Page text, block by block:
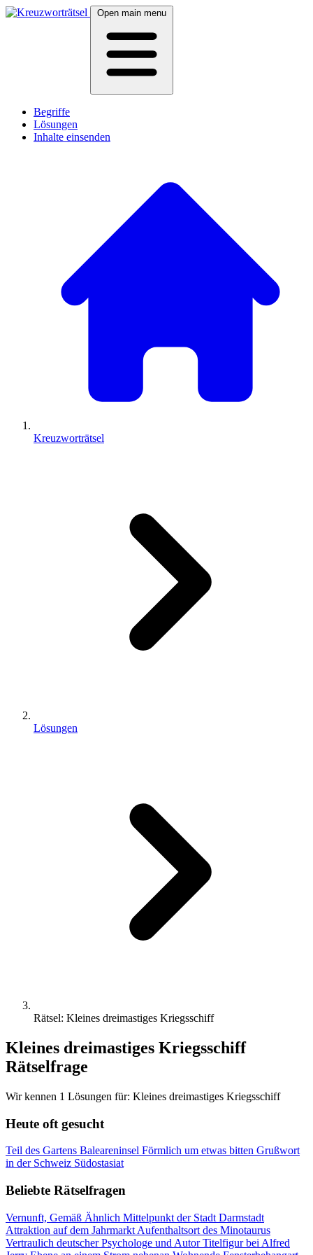
Open main menu
Begriffe
Lösungen
Inhalte einsenden
Kreuzworträtsel
Lösungen
Rätsel: Kleines dreimastiges Kriegsschiff
Kleines dreimastiges Kriegsschiff
Rätselfrage
Wir kennen 1 Lösungen für: Kleines dreimastiges Kriegsschiff
Heute oft gesucht
Teil des Gartens Baleareninsel Förmlich um etwas bitten Grußwort
in der Schweiz Südostasiat
Beliebte Rätselfragen
Vernunft, Gemäß Ähnlich Mittelpunkt der Stadt Darmstadt
Attraktion auf dem Jahrmarkt Aufenthaltsort des Minotaurus
Vertraulich deutscher Psychologe und AutorTitelfigur bei Alfred